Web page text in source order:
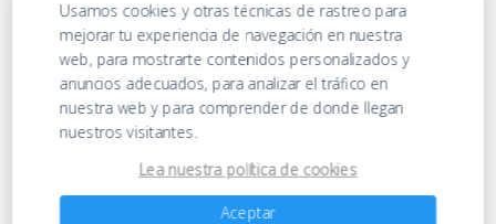
https://ofertasenjuguetes.com/privacy-policy/
Usamos cookies y otras técnicas de rastreo para
mejorar tu experiencia de navegación en nuestra
web, para mostrarte contenidos personalizados y
anuncios adecuados, para analizar el tráfico en
nuestra web y para comprender de donde llegan
nuestros visitantes.
Lea nuestra política de cookies
Aceptar